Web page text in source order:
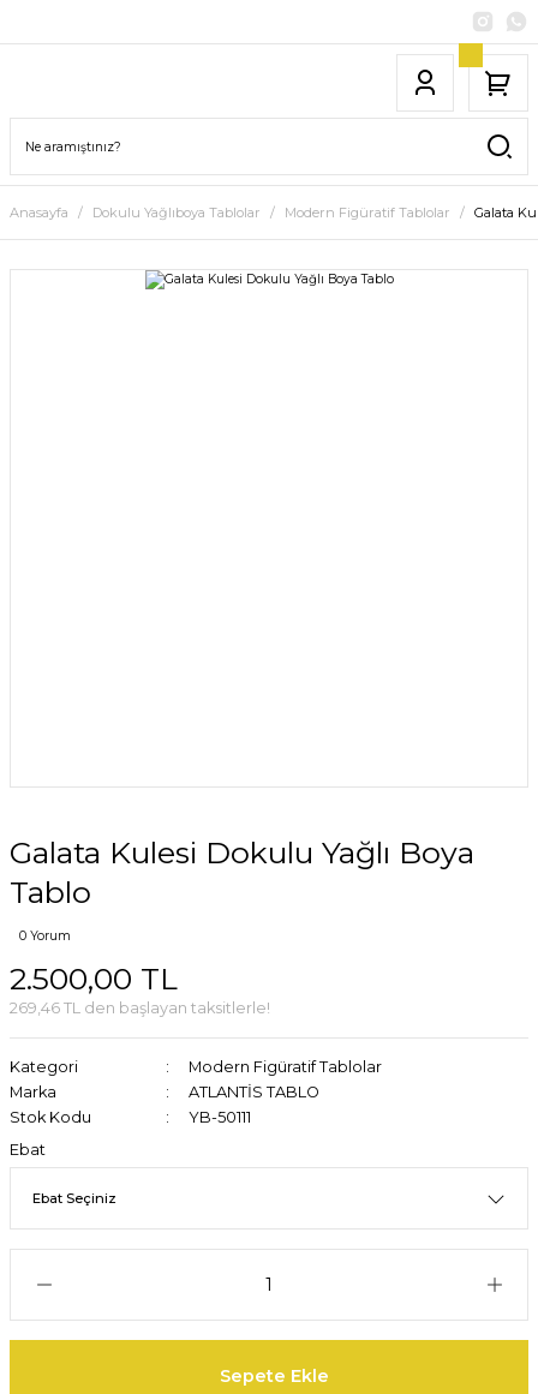
Anasayfa Dokulu Yağlıboya Tablolar Modern Figüratif Tablolar Galata
Galata Kulesi Dokulu Yağlı Boya
Tablo
0 Yorum
2.500,00 TL
269,46 TL den başlayan taksitlerle!
Kategori
Modern Figüratif Tablolar
Marka
ATLANTİS TABLO
Stok Kodu
YB-50111
Ebat
Sepete Ekle